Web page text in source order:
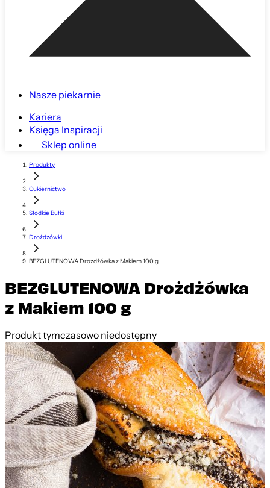
Nasze piekarnie
Kariera
Księga Inspiracji
Sklep online
Produkty
Cukiernictwo
Słodkie Bułki
Drożdżówki
BEZGLUTENOWA Drożdżówka z Makiem 100 g
BEZGLUTENOWA Drożdżówka
z Makiem 100 g
Produkt tymczasowo niedostępny